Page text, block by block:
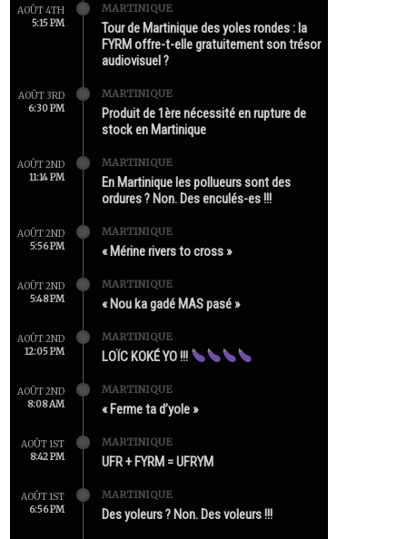
AOÛT 4TH
5:15 PM
MARTINIQUE
Tour de Martinique des yoles rondes : la
FYRM offre-t-elle gratuitement son trésor
audiovisuel ?
AOÛT 3RD
6:30 PM
MARTINIQUE
Produit de 1ère nécessité en rupture de
stock en Martinique
AOÛT 2ND
11:14 PM
MARTINIQUE
En Martinique les pollueurs sont des
ordures ? Non. Des enculés-es !!!
AOÛT 2ND
5:56 PM
MARTINIQUE
« Mérine rivers to cross »
AOÛT 2ND
5:48 PM
MARTINIQUE
« Nou ka gadé MAS pasé »
AOÛT 2ND
12:05 PM
MARTINIQUE
LOÏC KOKÉ YO !!!
AOÛT 2ND
8:08 AM
MARTINIQUE
« Ferme ta d’yole »
AOÛT 1ST
8:42 PM
MARTINIQUE
UFR + FYRM = UFRYM
AOÛT 1ST
6:56 PM
MARTINIQUE
Des yoleurs ? Non. Des voleurs !!!